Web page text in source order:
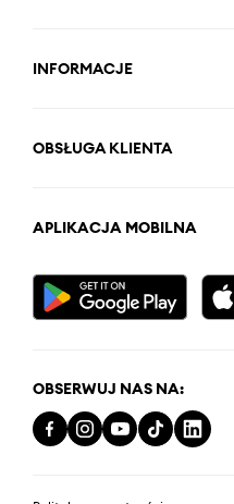
INFORMACJE
OBSŁUGA KLIENTA
APLIKACJA MOBILNA
OBSERWUJ NAS NA: